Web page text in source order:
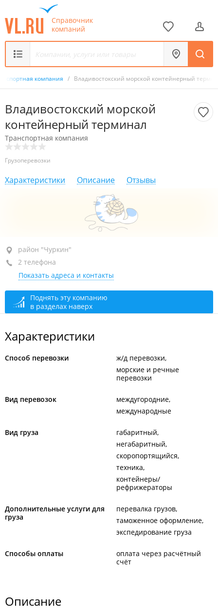
Справочник
компаний
компания / Владивостокский морской контейнерный
Владивостокский морской
контейнерный терминал
Транспортная компания
Грузоперевозки
Характеристики Описание Отзывы
район "Чуркин", ул. Березовая, 25 стр. 22
оф. 310
+7 (423) 227-49-55приемная
+7 (423) 227-85-37тел./факс
сегодня закрыто
район "Чуркин"
2 телефона
Показать адреса и контакты
Поднять эту компанию
в разделах наверх
Характеристики
Способ перевозки
ж/д перевозки
морские и речные
перевозки
Вид перевозок
междугородние
международные
Вид груза
габаритный
негабаритный
скоропортящийся
техника
контейнеры/
рефрижераторы
Дополнительные услуги для
груза
перевалка грузов
таможенное оформление
экспедирование груза
Способы оплаты
оплата через расчётный
счёт
Описание